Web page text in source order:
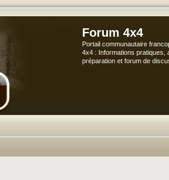
Forum 4x4
Portail communautaire
4x4 : Informations pratiques,
préparation et forum de